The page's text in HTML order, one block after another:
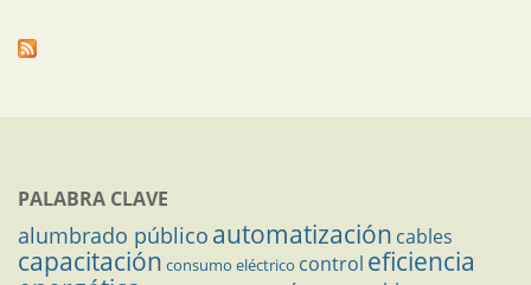
PALABRA CLAVE
alumbrado público automatización cables
capacitación consumo eléctrico control eficiencia